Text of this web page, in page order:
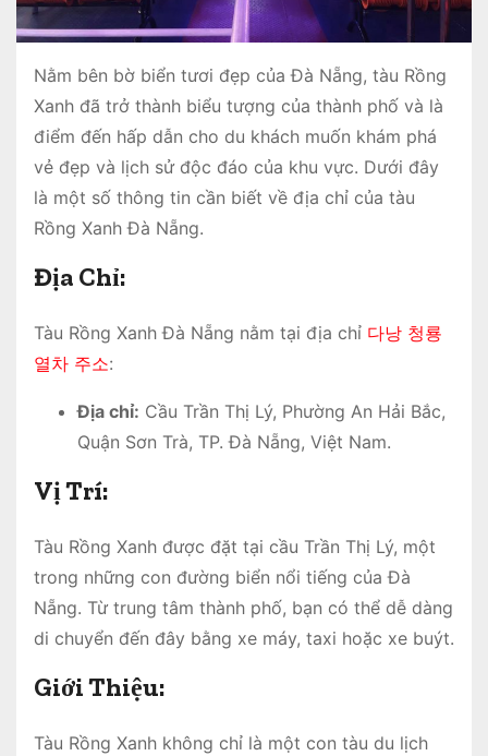
Nằm bên bờ biển tươi đẹp của Đà Nẵng, tàu Rồng
Xanh đã trở thành biểu tượng của thành phố và là
điểm đến hấp dẫn cho du khách muốn khám phá
vẻ đẹp và lịch sử độc đáo của khu vực. Dưới đây
là một số thông tin cần biết về địa chỉ của tàu
Rồng Xanh Đà Nẵng.
Địa Chỉ:
Tàu Rồng Xanh Đà Nẵng nằm tại địa chỉ 다낭 청룡
열차 주소:
Địa chỉ: Cầu Trần Thị Lý, Phường An Hải Bắc,
Quận Sơn Trà, TP. Đà Nẵng, Việt Nam.
Vị Trí:
Tàu Rồng Xanh được đặt tại cầu Trần Thị Lý, một
trong những con đường biển nổi tiếng của Đà
Nẵng. Từ trung tâm thành phố, bạn có thể dễ dàng
di chuyển đến đây bằng xe máy, taxi hoặc xe buýt.
Giới Thiệu:
Tàu Rồng Xanh không chỉ là một con tàu du lịch